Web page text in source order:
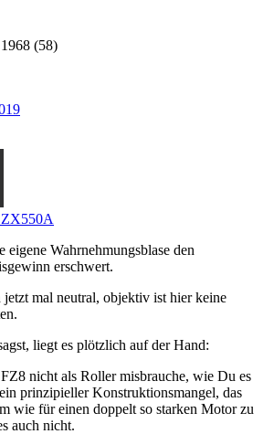
(58)
eigene Wahrnehmungsblase den
erschwert.
jetzt mal neutral, objektiv ist hier keine
liegt es plötzlich auf der Hand:
nicht als Roller misbrauche, wie Du es
prinzipieller Konstruktionsmangel, das
wie für einen doppelt so starken Motor zu
auch nicht.